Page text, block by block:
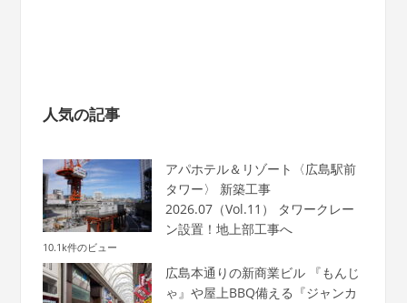
人気の記事
アパホテル＆リゾート〈広島駅前
タワー〉 新築工事
2026.07（Vol.11） タワークレー
ン設置！地上部工事へ
10.1k件のビュー
広島本通りの新商業ビル 『もんじ
ゃ』や屋上BBQ備える『ジャンカ